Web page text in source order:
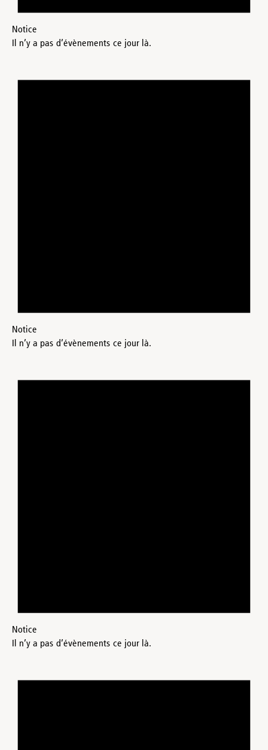
Notice
Il n’y a pas d’évènements ce jour là.
Notice
Il n’y a pas d’évènements ce jour là.
Notice
Il n’y a pas d’évènements ce jour là.